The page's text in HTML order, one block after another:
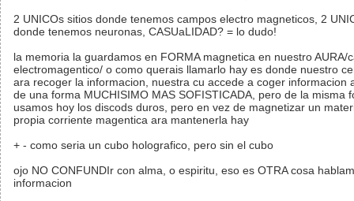
2 UNICOs sitios donde tenemos campos electro magneticos, 2
donde tenemos neuronas, CASUaLIDAD? = lo dudo!
la memoria la guardamos en FORMA magnetica en nuestro AURA/
electromagentico/ o como querais llamarlo hay es donde nuestro
ara recoger la informacion, nuestra cu accede a coger informacion
de una forma MUCHISIMO MAS SOFISTICADA, pero de la misma
usamos hoy los discods duros, pero en vez de magnetizar un
propia corriente magentica ara mantenerla hay
+ - como seria un cubo holografico, pero sin el cubo
ojo NO CONFUNDIr con alma, o espiritu, eso es OTRA cosa
informacion